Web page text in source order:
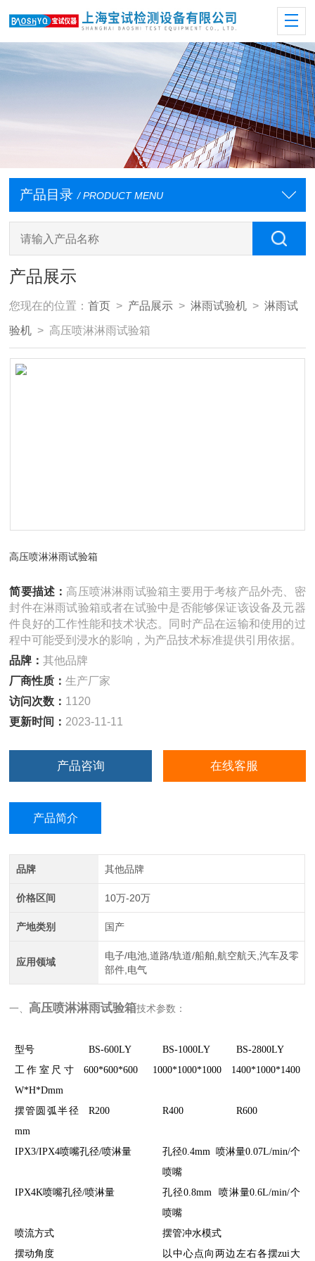
产品目录 / PRODUCT MENU
产品展示
您现在的位置：首页 > 产品展示 >淋雨试验机 >淋雨试
验机 > 高压喷淋淋雨试验箱
高压喷淋淋雨试验箱
简要描述：高压喷淋淋雨试验箱主要用于考核产品外壳、密
封件在淋雨试验箱或者在试验中是否能够保证该设备及元器
件良好的工作性能和技术状态。同时产品在运输和使用的过
程中可能受到浸水的影响，为产品技术标准提供引用依据。
品牌：其他品牌
厂商性质：生产厂家
访问次数： 1120
更新时间： 2023-11-11
产品咨询 在线客服
产品简介
品牌 其他品牌
价格区间 10万-20万
产地类别 国产
应用领域
电子/电池,道路/轨道/船舶,航空航天,汽车及零
部件,电气
一、 高压喷淋淋雨试验箱技术参数：
型号 BS-600LY BS-1000LY
BS-2800LY
工作室尺寸
W*H*Dmm
600*600*600 1000*1000*1000 1400*1000*1400
摆管圆弧半径
mm
R200 R400 R600
IPX3/IPX4喷嘴孔径/喷淋量
孔径0.4mm 喷淋量0.07L/min/个
喷嘴
IPX4K喷嘴孔径/喷淋量
孔径0.8mm 喷淋量0.6L/min/个
喷嘴
喷流方式
摆管冲水模式
摆动角度
以中心点向两边左右各摆zui大